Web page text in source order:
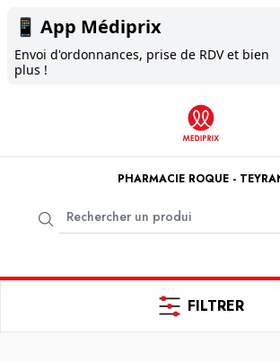
📱 App Médiprix
Envoi d'ordonnances, prise de RDV et bien
plus !
PHARMACIE ROQUE -
FILTRER